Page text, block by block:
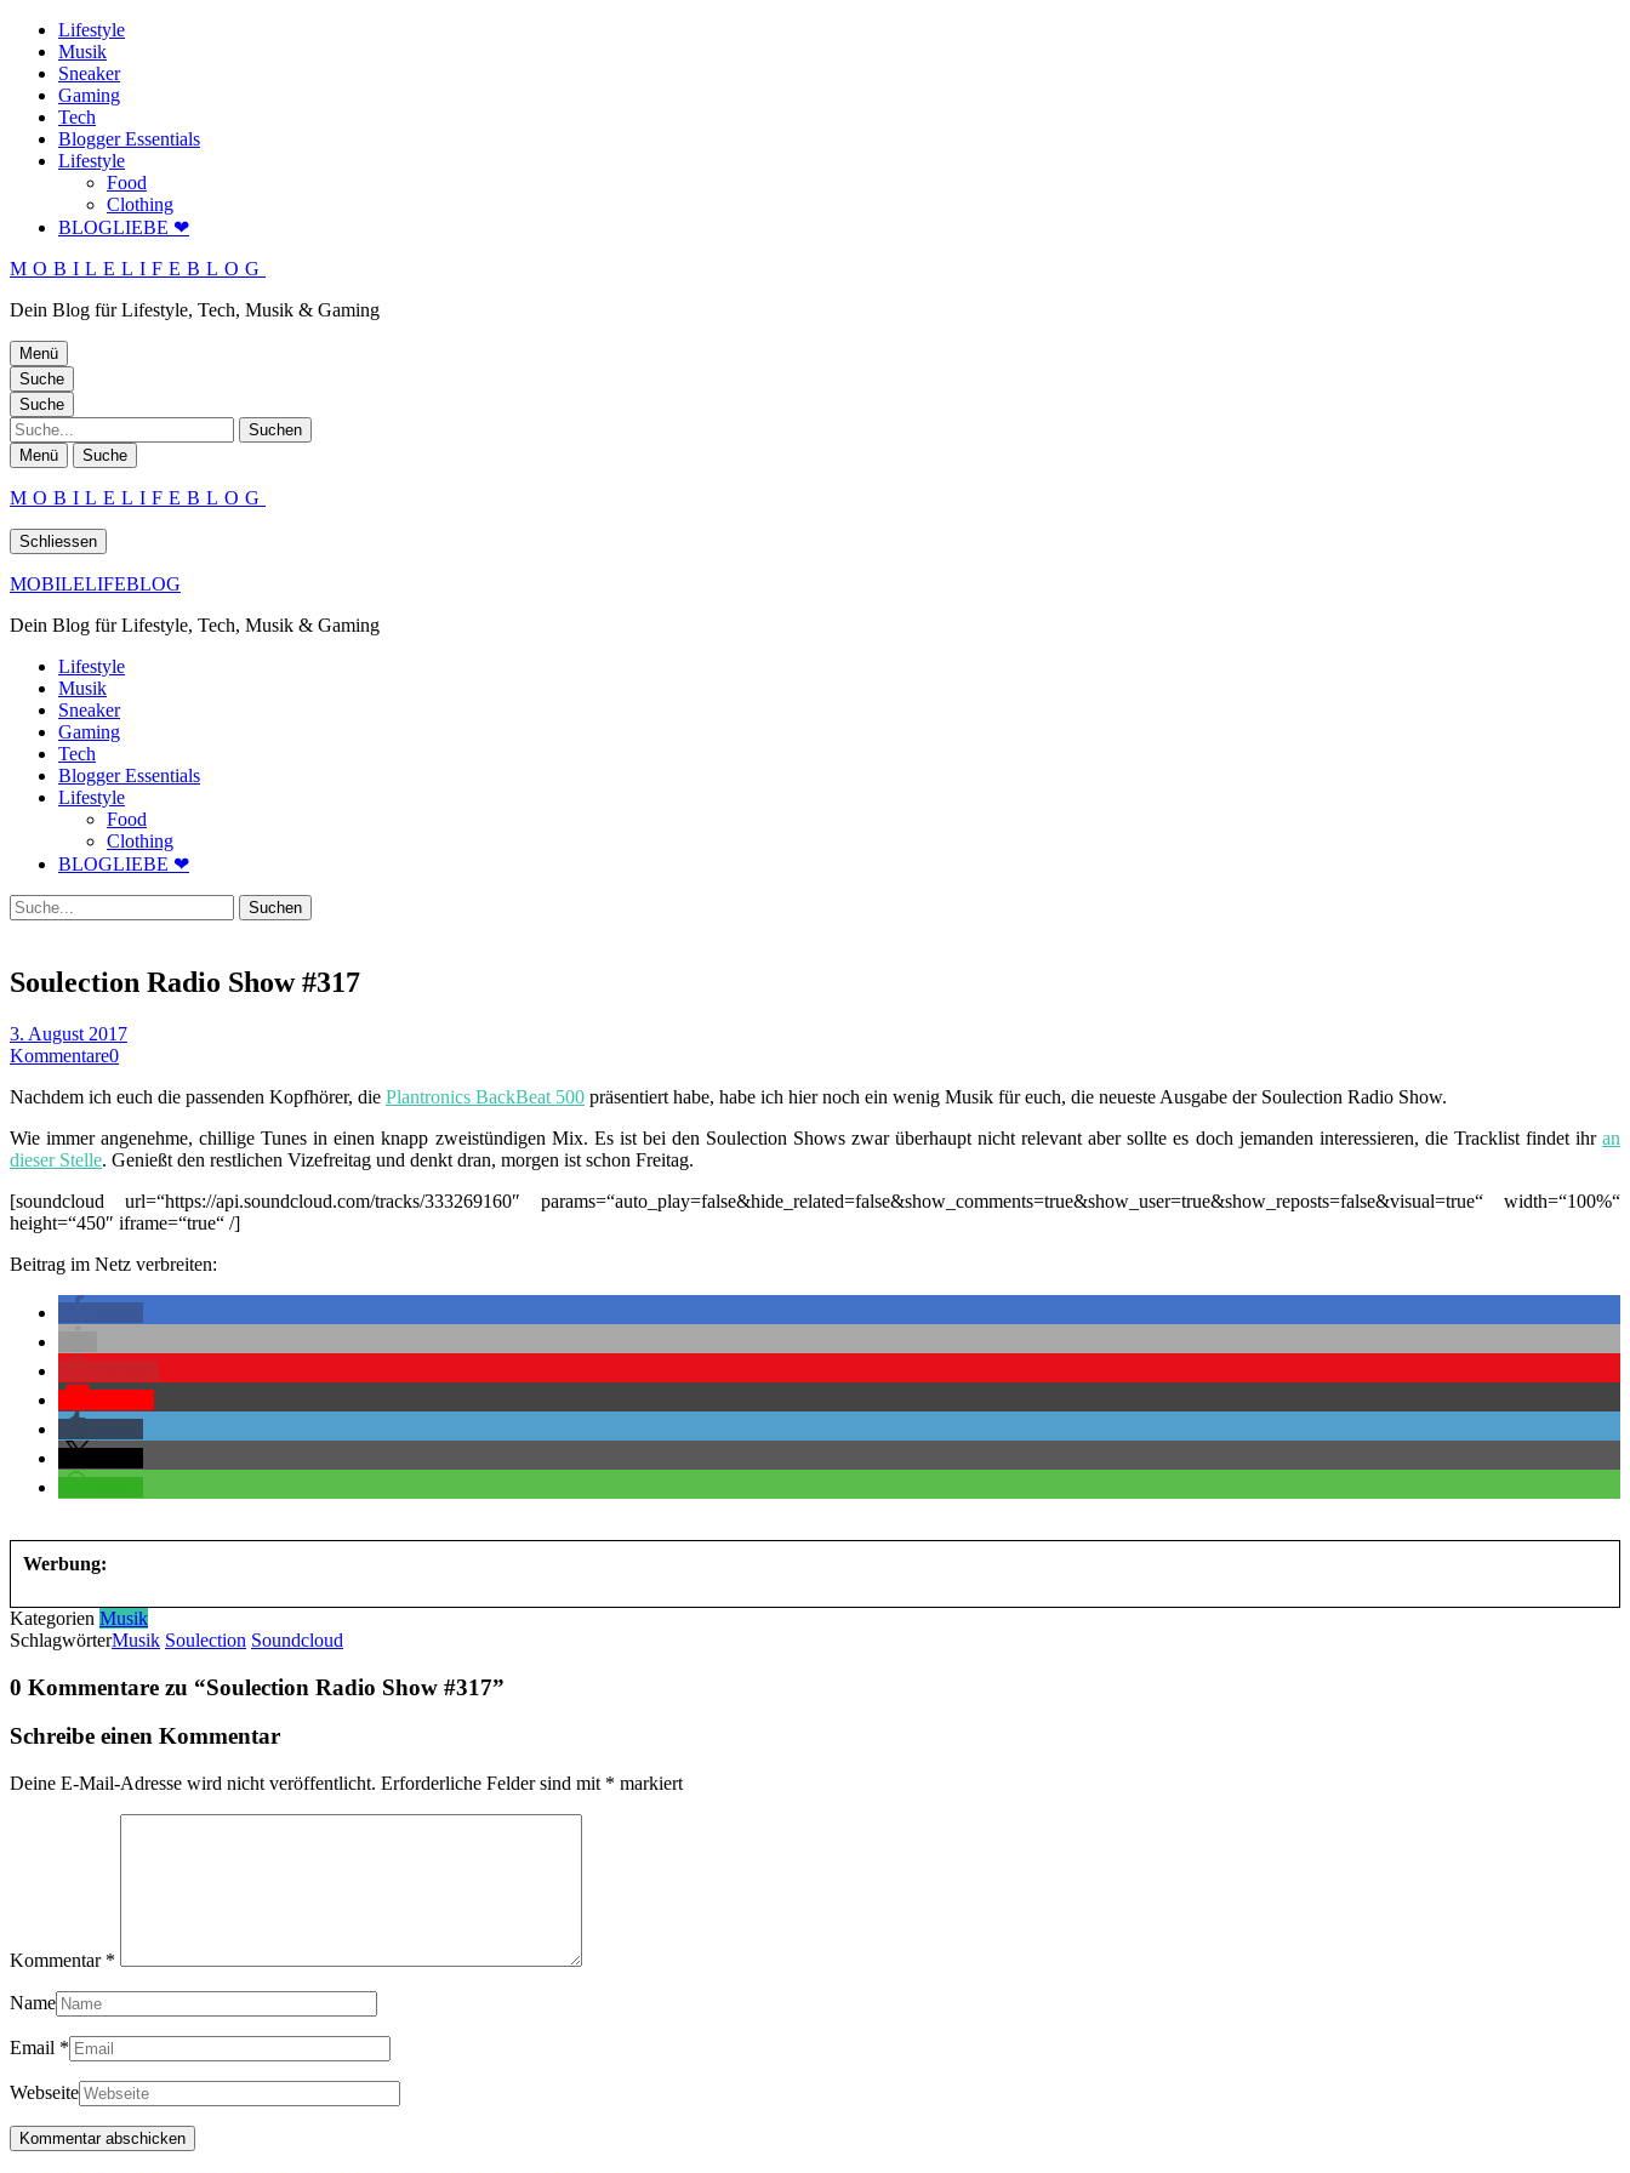
Lifestyle
Musik
Sneaker
Gaming
Tech
Blogger Essentials
Lifestyle
Food
Clothing
BLOGLIEBE ❤
MOBILELIFEBLOG
Dein Blog für Lifestyle, Tech, Musik & Gaming
Menü
Suche
Suche
Suche
Menü Suche
MOBILELIFEBLOG
Schliessen
MOBILELIFEBLOG
Dein Blog für Lifestyle, Tech, Musik & Gaming
Lifestyle
Musik
Sneaker
Gaming
Tech
Blogger Essentials
Lifestyle
Food
Clothing
BLOGLIEBE ❤
Suche
Soulection Radio Show #317
3. August 2017
Kommentare0
Nachdem ich euch die passenden Kopfhörer, die Plantronics BackBeat 500 präsentiert habe, habe ich hier noch ein wenig Musik für euch, die neueste Ausgabe der Soulection Radio Show.
Wie immer angenehme, chillige Tunes in einen knapp zweistündigen Mix. Es ist bei den Soulection Shows zwar überhaupt nicht relevant aber sollte es doch jemanden interessieren, die Tracklist findet ihr an
dieser Stelle. Genießt den restlichen Vizefreitag und denkt dran, morgen ist schon Freitag.
[soundcloud url=“https://api.soundcloud.com/tracks/333269160″ params=“auto_play=false&hide_related=false&show_comments=true&show_user=true&show_reposts=false&visual=true“ width=“100%“
height=“450″ iframe=“true“ /]
Beitrag im Netz verbreiten:
Werbung:
Kategorien Musik
SchlagwörterMusik Soulection Soundcloud
0 Kommentare zu “Soulection Radio Show #317”
Schreibe einen Kommentar
Deine E-Mail-Adresse wird nicht veröffentlicht. Erforderliche Felder sind mit * markiert
Kommentar *
Name
Email *
Webseite